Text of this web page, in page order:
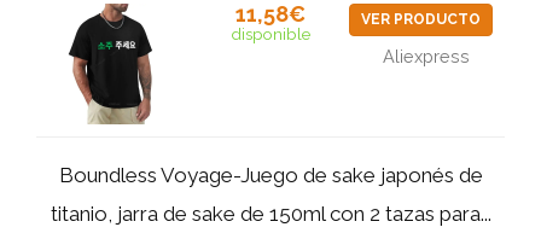
11,58€
disponible
VER PRODUCTO
Aliexpress
Boundless Voyage-Juego de sake japonés de
titanio, jarra de sake de 150ml con 2 tazas para...